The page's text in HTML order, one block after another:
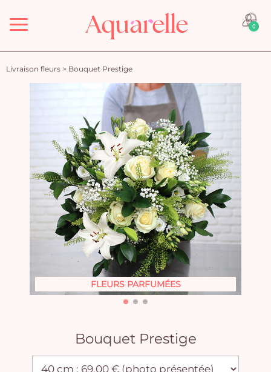
Menu 0
Livraison fleurs > Bouquet Prestige
FLEURS PARFUMÉES
Bouquet Prestige